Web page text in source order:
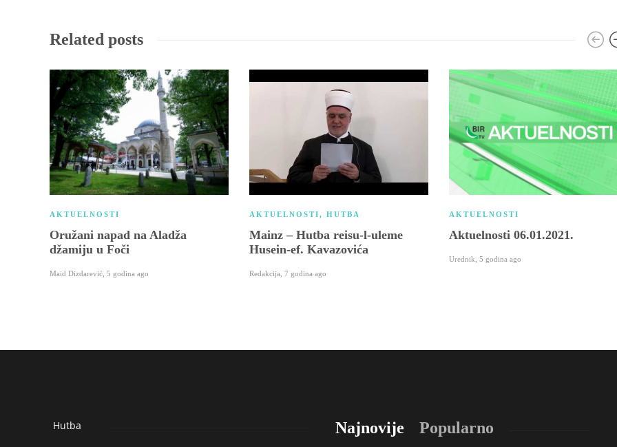
Related posts
AKTUELNOSTI
Oružani napad na Aladža
džamiju u Foči
Maid Dizdarević 5 godina ago
AKTUELNOSTI, HUTBA
Mainz – Hutba reisu-l-uleme
Husein-ef. Kavazovića
Redakcija 7 godina ago
AKTUELNOSTI
Aktuelnosti 06.01.2021.
Urednik 5 godina ago
Hutba Najnovije Popularno